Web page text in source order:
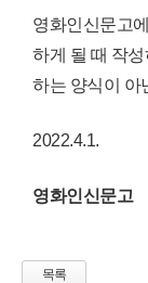
영화인신문고
하게 될 때 작
하는 양식이 아
2022.4.1.
영화인신문고
목록